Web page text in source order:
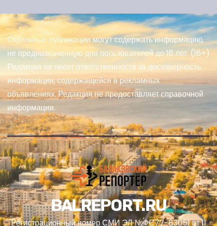
Отдельные публикации могут содержать информацию,
не предназначенную для пользователей до 16 лет. (16+)
Редакция не несет ответственности за достоверность
информации, содержащейся в рекламных
объявлениях. Редакция не предоставляет справочной
информации.
BALREPORT.RU
Регистрационный номер СМИ ЭЛ №ФС77-83051 от 11